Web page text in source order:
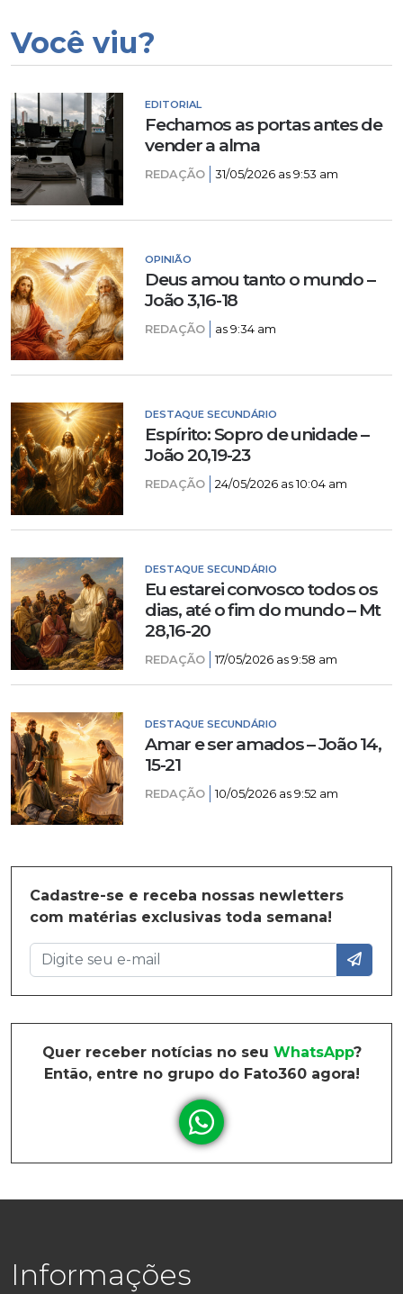
Você viu?
EDITORIAL
Fechamos as portas antes de
vender a alma
REDAÇÃO 31/05/2026 as 9:53 am
OPINIÃO
Deus amou tanto o mundo –
João 3,16-18
REDAÇÃO as 9:34 am
DESTAQUE SECUNDÁRIO
Espírito: Sopro de unidade –
João 20,19-23
REDAÇÃO 24/05/2026 as 10:04 am
DESTAQUE SECUNDÁRIO
Eu estarei convosco todos os
dias, até o fim do mundo – Mt
28,16-20
REDAÇÃO 17/05/2026 as 9:58 am
DESTAQUE SECUNDÁRIO
Amar e ser amados – João 14,
15-21
REDAÇÃO 10/05/2026 as 9:52 am
Cadastre-se e receba nossas newletters
com matérias exclusivas toda semana!
Quer receber notícias no seu WhatsApp?
Então, entre no grupo do Fato360 agora!
Informações